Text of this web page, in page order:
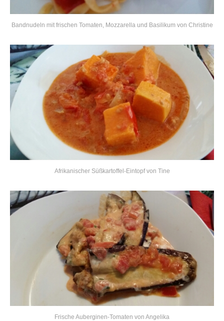
Bandnudeln mit frischen Tomaten, Mozzarella und Basilikum von Christine
Afrikanischer Süßkartoffel-Eintopf von Tine
Frische Auberginen-Tomaten von Angelika